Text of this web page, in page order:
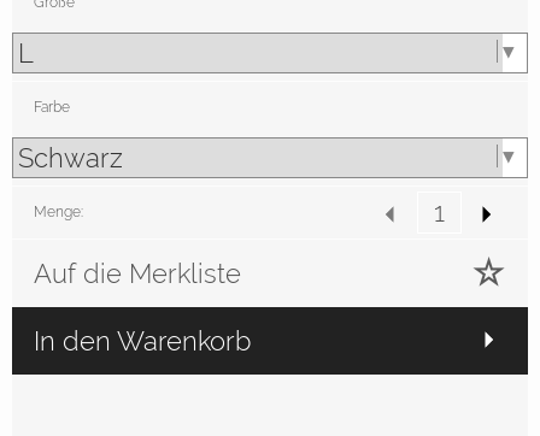
Farbe
Menge:
Auf die Merkliste
In den Warenkorb